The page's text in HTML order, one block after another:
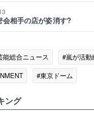
会相手の店が姿消す?
能総合ニュース #嵐が活動
#東京ドーム
ング